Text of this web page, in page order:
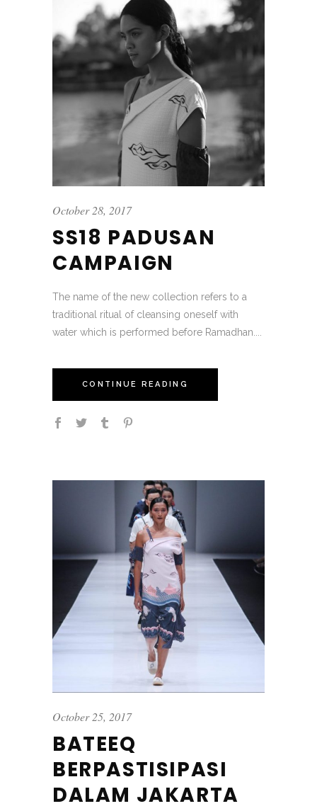
October 28, 2017
SS18 PADUSAN
CAMPAIGN
The name of the new collection refers to a
traditional ritual of cleansing oneself with
water which is performed before Ramadhan....
CONTINUE READING
October 25, 2017
BATEEQ
BERPASTISIPASI
DALAM JAKARTA